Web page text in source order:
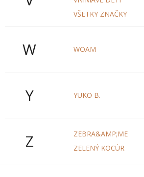
VŠETKY ZNAČKY
W WOAM
Y YUKO B.
Z
ZEBRA&AMP;ME
ZELENÝ KOCÚR
Z